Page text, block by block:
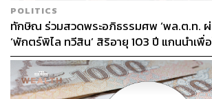
POLITICS
ทักษิณ ร่วมสวดพระอภิธรรมศพ ‘พล.ต.ท. ผ่
‘พักตร์พิไล ทวีสิน’ สิริอายุ 103 ปี แกนนำเ
หลากวงการร่วมอาลัย